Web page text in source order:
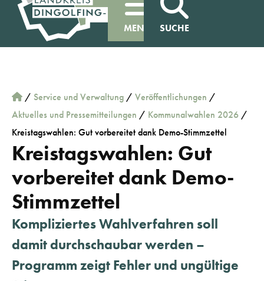
MENÜ SUCHE
/ Service und Verwaltung / Veröffentlichungen /
Aktuelles und Pressemitteilungen / Kommunalwahlen 2026 /
Kreistagswahlen: Gut vorbereitet dank Demo-Stimmzettel
Kreistagswahlen: Gut
vorbereitet dank Demo-
Stimmzettel
Kompliziertes Wahlverfahren soll
damit durchschaubar werden –
Programm zeigt Fehler und ungültige